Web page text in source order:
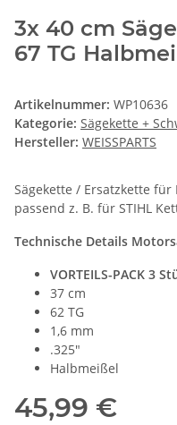
3x 40 cm
67 TG
Artikelnummer: WP10636
Kategorie: Sägekette +
Hersteller: WEISSPARTS
Sägekette / Ersatzkette
passend z. B. für STIHL
Technische Details
VORTEILS-PACK 3
37 cm
62 TG
1,6 mm
.325"
Halbmeißel
45,99 €